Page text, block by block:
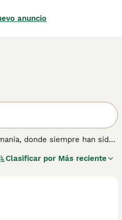
anuncio
donde siempre han sido
rápidamente cuando el
Clasificar por Más reciente